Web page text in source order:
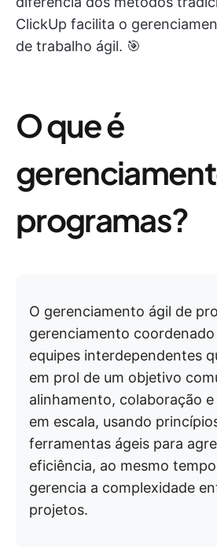
ClickUp facilita o
de trabalho ágil. 🎯
O que é
programas?
O gerenciamento ágil de
gerenciamento
equipes interdependentes
em prol de um objetivo
alinhamento, colaboração
em escala, usando
ferramentas ágeis para
eficiência, ao mesmo
gerencia a complexidade
projetos.